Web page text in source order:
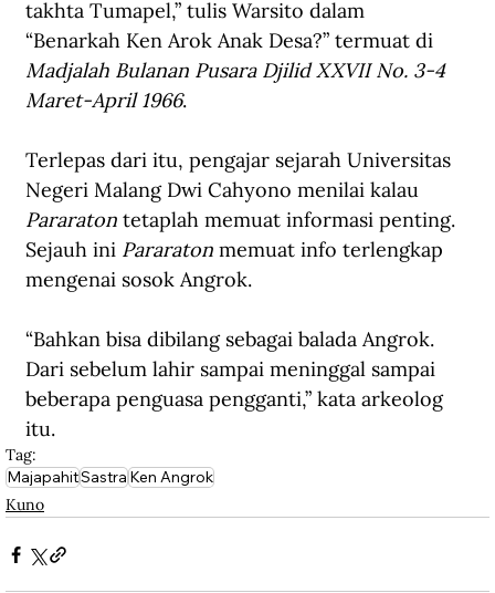
takhta Tumapel,” tulis Warsito dalam
“Benarkah Ken Arok Anak Desa?” termuat di
Madjalah Bulanan Pusara Djilid XXVII No. 3-4
Maret-April 1966.
Terlepas dari itu, pengajar sejarah Universitas
Negeri Malang Dwi Cahyono menilai kalau
Pararaton tetaplah memuat informasi penting.
Sejauh ini Pararaton memuat info terlengkap
mengenai sosok Angrok.
“Bahkan bisa dibilang sebagai balada Angrok.
Dari sebelum lahir sampai meninggal sampai
beberapa penguasa pengganti,” kata arkeolog
itu.
Tag:
MajapahitSastraKen Angrok
Kuno